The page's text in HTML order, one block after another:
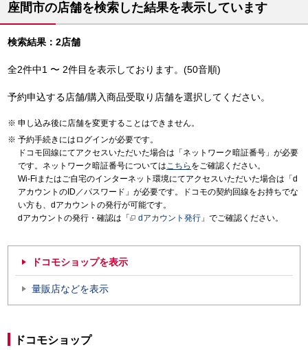
座間市の店舗を検索した結果を表示しています
検索結果：2店舗
全2件中1 〜 2件目を表示しております。(50音順)
予約申込する店舗/購入商品受取り店舗を選択してください。
申し込み後に店舗を変更することはできません。
予約手続きにはログインが必要です。
ドコモ回線にてアクセスいただいた場合は「ネットワーク暗証番号」が必要
です。ネットワーク暗証番号についてはこちら をご確認ください。
Wi-Fiまたはご自宅のインターネット環境にてアクセスいただいた場合は「d
アカウントのID／パスワード」が必要です。ドコモの契約回線をお持ちでな
い方も、dアカウントの発行が可能です。
dアカウントの発行・確認は「
dアカウント発行 」でご確認ください。
ドコモショップを表示
量販店などを表示
ドコモショップ